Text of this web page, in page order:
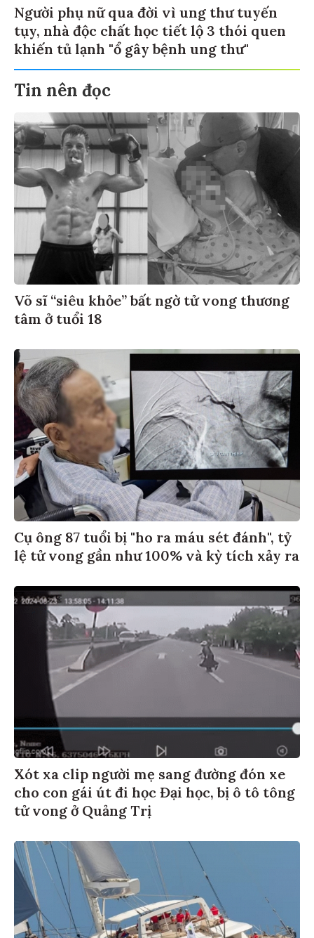
Người phụ nữ qua đời vì ung thư tuyến
tụy, nhà độc chất học tiết lộ 3 thói quen
khiến tủ lạnh "ổ gây bệnh ung thư"
Tin nên đọc
Võ sĩ “siêu khỏe” bất ngờ tử vong thương
tâm ở tuổi 18
Cụ ông 87 tuổi bị "ho ra máu sét đánh", tỷ
lệ tử vong gần như 100% và kỳ tích xảy ra
Xót xa clip người mẹ sang đường đón xe
cho con gái út đi học Đại học, bị ô tô tông
tử vong ở Quảng Trị